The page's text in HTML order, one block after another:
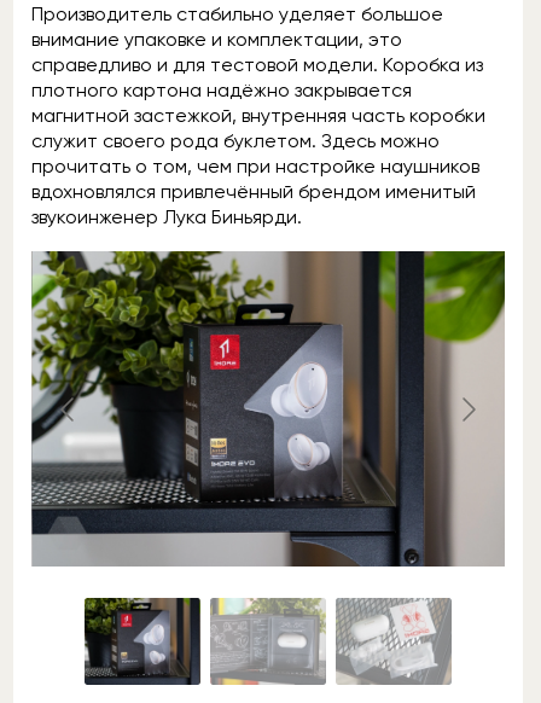
Производитель стабильно уделяет большое
внимание упаковке и комплектации, это
справедливо и для тестовой модели. Коробка из
плотного картона надёжно закрывается
магнитной застежкой, внутренняя часть коробки
служит своего рода буклетом. Здесь можно
прочитать о том, чем при настройке наушников
вдохновлялся привлечённый брендом именитый
звукоинженер Лука Биньярди.